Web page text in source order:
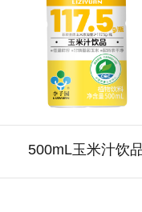
500mL玉米汁饮